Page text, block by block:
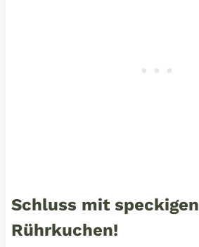
Schluss mit speckigen
Rührkuchen!